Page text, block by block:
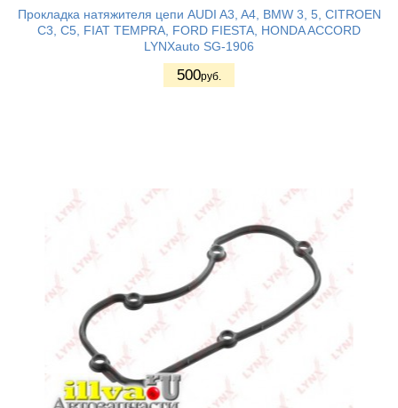
Прокладка натяжителя цепи AUDI A3, A4, BMW 3, 5, CITROEN
C3, C5, FIAT TEMPRA, FORD FIESTA, HONDA ACCORD
LYNXauto SG-1906
500руб.